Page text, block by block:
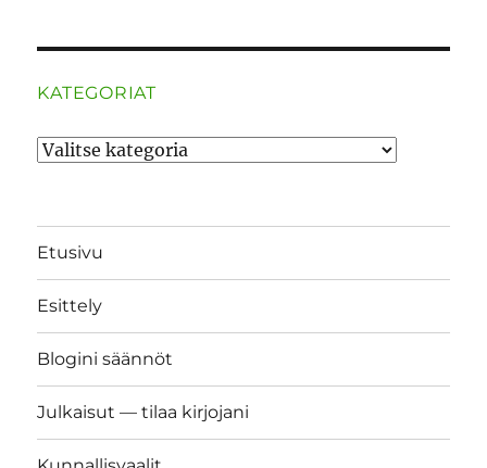
KATEGORIAT
Kategoriat
Etusivu
Esittely
Blogini säännöt
Julkaisut — tilaa kirjojani